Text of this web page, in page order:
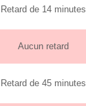
Retard de 14 minutes
Aucun retard
Retard de 45 minutes